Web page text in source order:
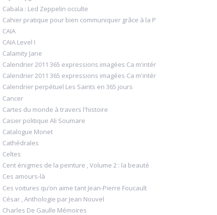
Cabala : Led Zeppelin occulte
Cahier pratique pour bien communiquer grâce à la P
CAIA
CAIA Level I
Calamity Jane
Calendrier 2011 365 expressions imagées Ca m'intér
Calendrier 2011 365 expressions imagées Ca m'intér
Calendrier perpétuel Les Saints en 365 jours
Cancer
Cartes du monde à travers l'histoire
Casier politique Ali Soumare
Catalogue Monet
Cathédrales
Celtes
Cent énigmes de la peinture , Volume 2 : la beauté
Ces amours-là
Ces voitures qu’on aime tant Jean-Pierre Foucault
César , Anthologie par Jean Nouvel
Charles De Gaulle Mémoires